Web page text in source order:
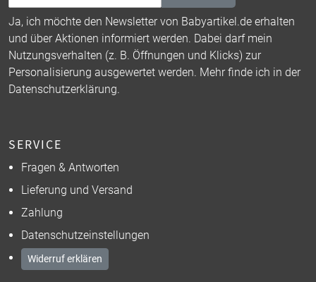
Ja, ich möchte den Newsletter von Babyartikel.de erhalten
und über Aktionen informiert werden. Dabei darf mein
Nutzungsverhalten (z. B. Öffnungen und Klicks) zur
Personalisierung ausgewertet werden. Mehr finde ich in der
Datenschutzerklärung.
SERVICE
Fragen & Antworten
Lieferung und Versand
Zahlung
Datenschutzeinstellungen
Widerruf erklären